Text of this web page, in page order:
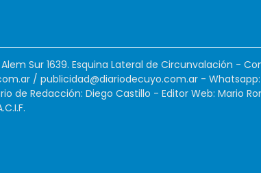
Sur 1639. Esquina Lateral de Circunvalación -
/ publicidad@diariodecuyo.com.ar -
de Redacción: Diego Castillo - Editor Web: Mario